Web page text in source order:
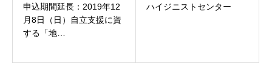
申込期間延長：2019年12
月8日（日）自立支援に資
する「地…
ハイジニストセンター